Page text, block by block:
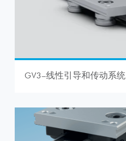
GV3–线性引导和传动系统